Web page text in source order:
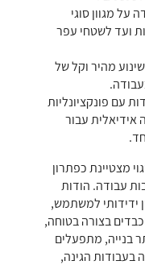
על מגוון סוגי
ועד לשטחי עפר
מהיר וקל של
עם פונקציונליות
עבור
היגוי מצטיינת כפתרון
עבודה. הודות
ידידותי למשתמש,
בצורה בטוחה,
בנייה, מתפעלים
בעבודות הגינה,